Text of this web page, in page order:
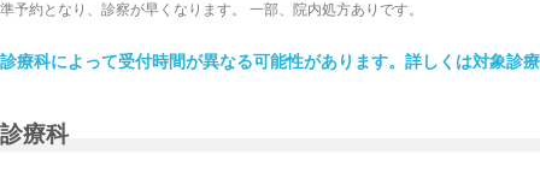
準予約となり、診察が早くなります。 一部、院内処方ありです。
診療科によって受付時間が異なる可能性があります。詳しくは対象診
診療科